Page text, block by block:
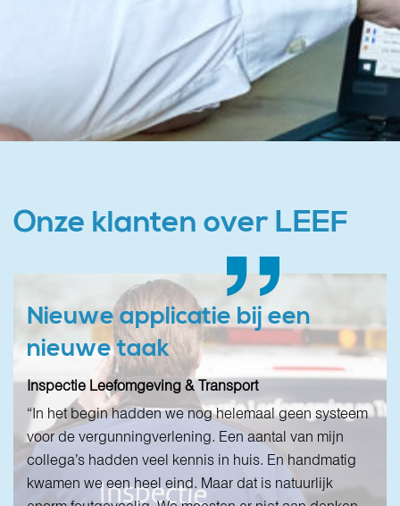
Onze klanten over LEEF
Nieuwe applicatie bij een
nieuwe taak
Inspectie Leefomgeving & Transport
“In het begin hadden we nog helemaal geen systeem
voor de vergunningverlening. Een aantal van mijn
collega’s hadden veel kennis in huis. En handmatig
kwamen we een heel eind. Maar dat is natuurlijk
5 vragen over LEEF en de
implementatie
Gemeente Brummen
“Ondanks de vele wisselingen in onze organisatie
wisten we precies wat er moest gebeuren, door het
solide plan van aanpak dat Stadsbeheer schreef voor
het implementatietraject.”
Nieuwe applicatie bij een
nieuwe taak
Inspectie Leefomgeving & Transport
“In het begin hadden we nog helemaal geen systeem
voor de vergunningverlening. Een aantal van mijn
collega’s hadden veel kennis in huis. En handmatig
kwamen we een heel eind. Maar dat is natuurlijk
5 vragen over LEEF en de
implementatie
Gemeente Brummen
“Ondanks de vele wisselingen in onze organisatie
wisten we precies wat er moest gebeuren, door het
solide plan van aanpak dat Stadsbeheer schreef voor
het implementatietraject.”